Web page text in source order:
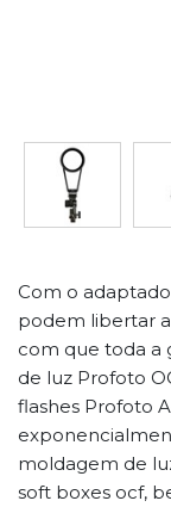
Com o
podem libertar
com que toda a
de luz Profoto
flashes Profoto
moldagem de
soft boxes ocf,